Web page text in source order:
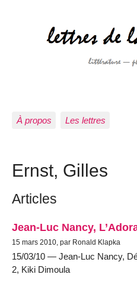
À propos Les lettres
Ernst, Gilles
Articles
Jean-Luc Nancy,
15 mars 2010, par Ronald Klapka
15/03/10 — Jean-Luc Nancy,
2, Kiki Dimoula